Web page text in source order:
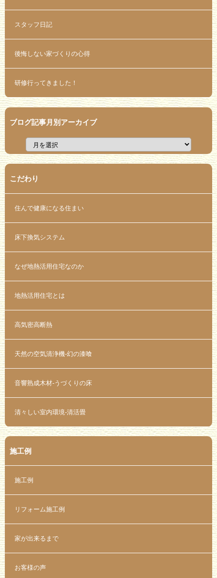
スタッフ日記
後悔しない家づくりの心得
研修行ってきました！
ブログ記事月別アーカイブ
こだわり
住んで健康になる住まい
床下換気システム
なぜ地熱活用住宅なのか
地熱活用住宅とは
高気密高断熱
天然の空気清浄機-幻の漆喰
音響熟成木材-うづくりの床
清々しい室内環境-清活畳
施工例
施工例
リフォーム施工例
家が出来るまで
お客様の声